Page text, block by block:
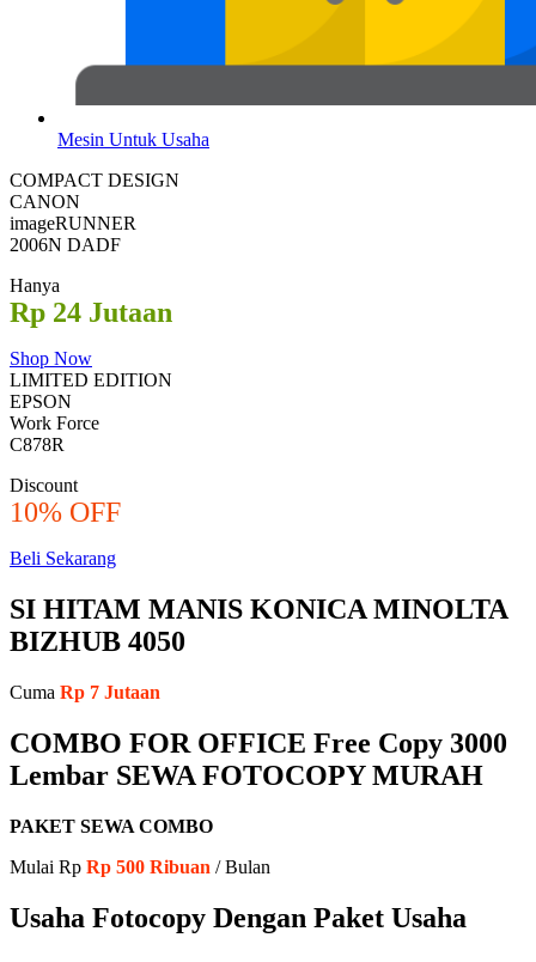
Mesin Untuk Usaha
COMPACT DESIGN
CANON
imageRUNNER
2006N DADF
Hanya
Rp 24 Jutaan
Shop Now
LIMITED EDITION
EPSON
Work Force
C878R
Discount
10% OFF
Beli Sekarang
SI HITAM MANIS KONICA MINOLTA
BIZHUB 4050
Cuma Rp 7 Jutaan
COMBO FOR OFFICE Free Copy 3000
Lembar SEWA FOTOCOPY MURAH
PAKET SEWA COMBO
Mulai Rp Rp 500 Ribuan / Bulan
Usaha Fotocopy Dengan Paket Usaha